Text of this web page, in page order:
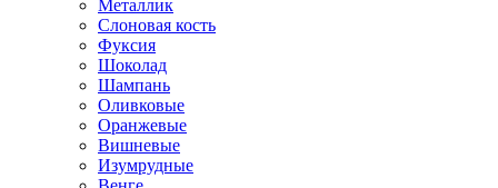
Металлик
Слоновая кость
Фуксия
Шоколад
Шампань
Оливковые
Оранжевые
Вишневые
Изумрудные